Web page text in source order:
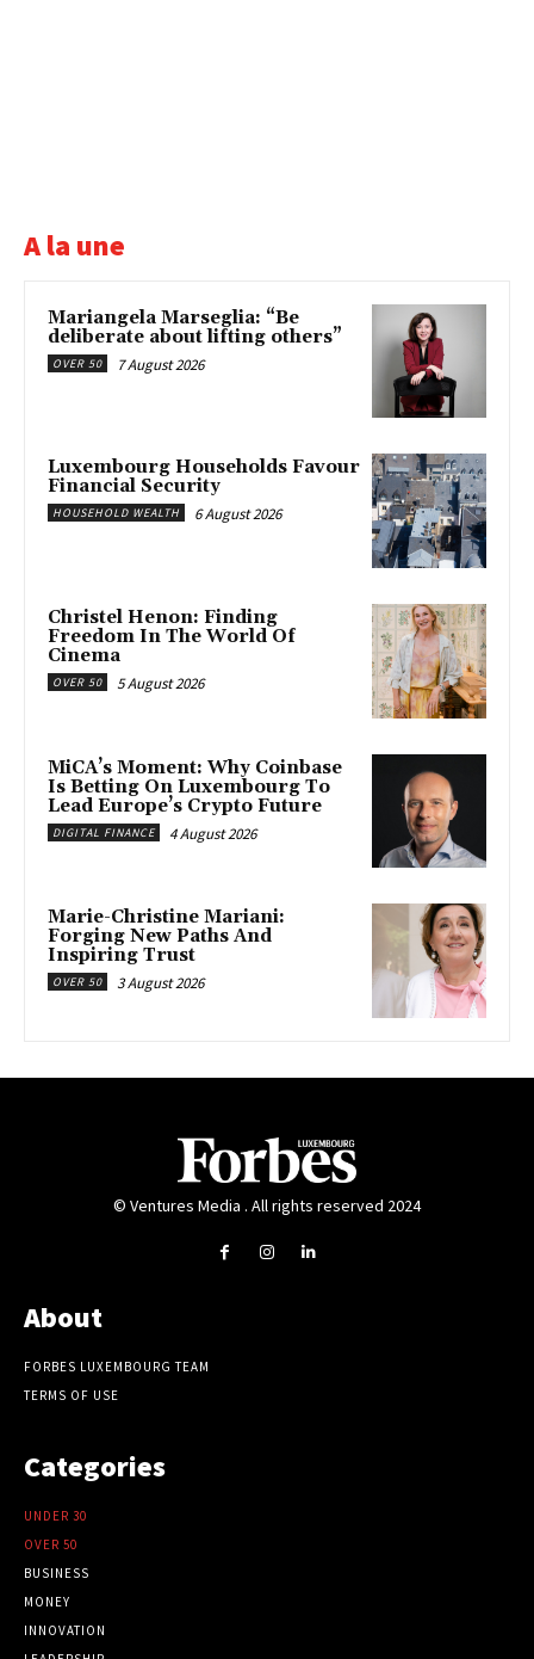
A la une
Mariangela Marseglia: “Be
deliberate about lifting others”
OVER 50 7 August 2026
Luxembourg Households Favour
Financial Security
HOUSEHOLD WEALTH 6 August 2026
Christel Henon: Finding
Freedom In The World Of
Cinema
OVER 50 5 August 2026
MiCA’s Moment: Why Coinbase
Is Betting On Luxembourg To
Lead Europe’s Crypto Future
DIGITAL FINANCE 4 August 2026
Marie-Christine Mariani:
Forging New Paths And
Inspiring Trust
OVER 50 3 August 2026
© Ventures Media . All rights reserved 2024
About
FORBES LUXEMBOURG TEAM
TERMS OF USE
Categories
UNDER 30
OVER 50
BUSINESS
MONEY
INNOVATION